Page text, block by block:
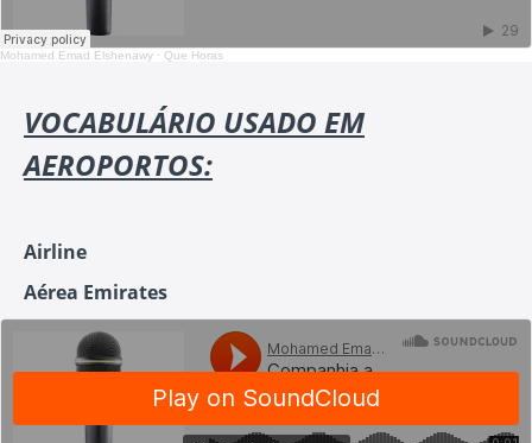
Mohamed Emad Elshenawy · Que Horas
VOCABULÁRIO USADO EM
AEROPORTOS:
Airline
Aérea Emirates